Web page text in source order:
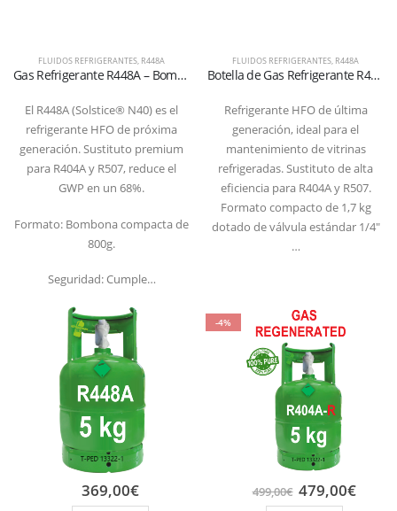
FLUIDOS REFRIGERANTES R448A
Gas Refrigerante R448A – Bombona 800g Válvula de 1/4″
El R448A (Solstice® N40) es el
refrigerante HFO de próxima
generación. Sustituto premium
para R404A y R507, reduce el
GWP en un 68%.
Formato: Bombona compacta de
800g.
Seguridad: Cumple…
FLUIDOS REFRIGERANTES R448A
Botella de Gas Refrigerante R448A 1,7 kg – Válvula 1/4″ SAE
Refrigerante HFO de última
generación, ideal para el
mantenimiento de vitrinas
refrigeradas. Sustituto de alta
eficiencia para R404A y R507.
Formato compacto de 1,7 kg
dotado de válvula estándar 1/4″
…
369,00€
-4%
499,00€ 479,00€